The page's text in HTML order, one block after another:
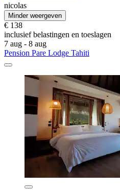
nicolas
Minder weergeven
€ 138
inclusief belastingen en toeslagen
7 aug - 8 aug
Pension Pare Lodge Tahiti